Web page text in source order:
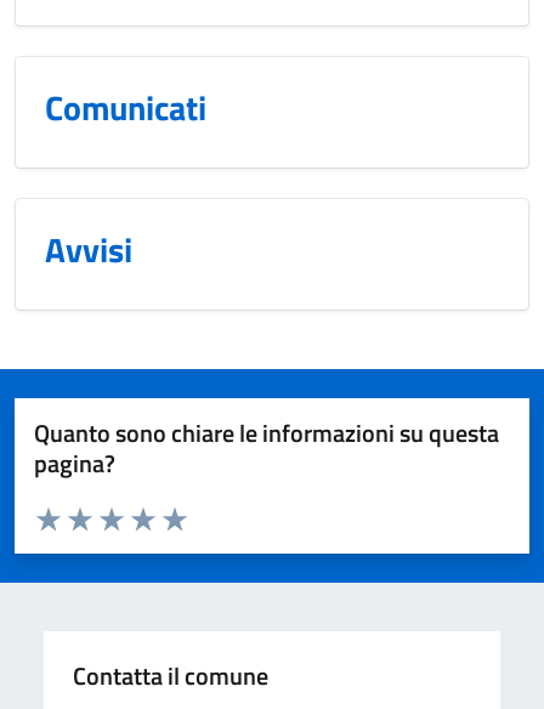
Comunicati
Avvisi
Quanto sono chiare le informazioni su questa
pagina?
Valuta da 1 a 5 stelle la pagina
Valuta 5 stelle su 5
Valuta 4 stelle su 5
Valuta 3 stelle su 5
Valuta 2 stelle su 5
Valuta 1 stelle su 5
Contatta il comune